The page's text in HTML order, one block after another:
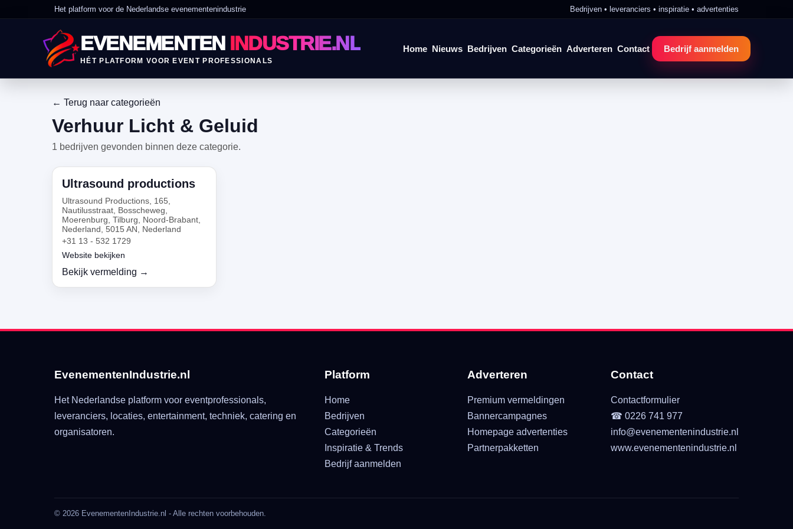
Het platform voor de Nederlandse evenementenindustrie Bedrijven • leveranciers • inspiratie • advertenties
EVENEMENTEN INDUSTRIE.NL
HÉT PLATFORM VOOR EVENT PROFESSIONALS
Home Nieuws Bedrijven Categorieën Adverteren Contact Bedrijf aanmelden
← Terug naar categorieën
Verhuur Licht & Geluid
1 bedrijven gevonden binnen deze categorie.
Ultrasound productions
Ultrasound Productions, 165,
Nautilusstraat, Bosscheweg,
Moerenburg, Tilburg, Noord-Brabant,
Nederland, 5015 AN, Nederland
+31 13 - 532 1729
Website bekijken
Bekijk vermelding →
EvenementenIndustrie.nl
Het Nederlandse platform voor eventprofessionals,
leveranciers, locaties, entertainment, techniek, catering en
organisatoren.
Platform
Home
Bedrijven
Categorieën
Inspiratie & Trends
Bedrijf aanmelden
Adverteren
Premium vermeldingen
Bannercampagnes
Homepage advertenties
Partnerpakketten
Contact
Contactformulier
☎ 0226 741 977
info@evenementenindustrie.nl
www.evenementenindustrie.nl
© 2026 EvenementenIndustrie.nl - Alle rechten voorbehouden.